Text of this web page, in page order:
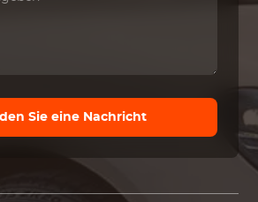
Sie eine Nachricht